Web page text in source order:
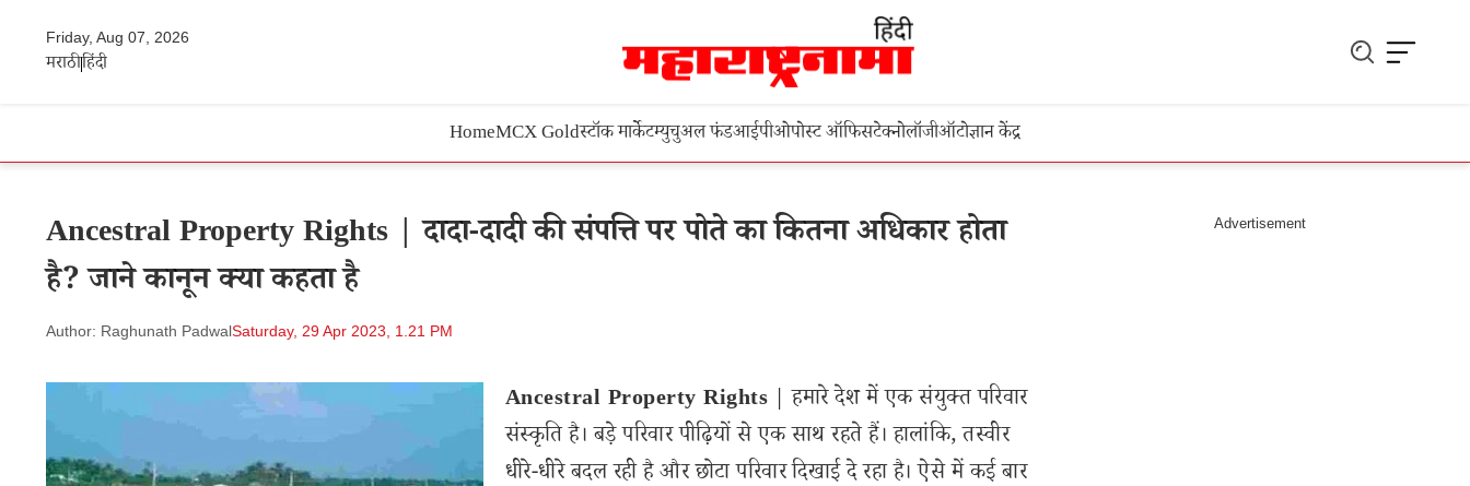
Friday, Aug 07, 2026
मराठीहिंदी
HomeMCX Goldस्टॉक मार्केटम्युचुअल फंडआईपीओपोस्ट ऑफिसटेक्नोलॉजीऑटोज्ञान केंद्र
Ancestral Property Rights | दादा-दादी की संपत्ति पर पोते का कितना अधिकार होता
है? जाने कानून क्या कहता है
Author: Raghunath PadwalSaturday, 29 Apr 2023, 1.21 PM
Ancestral Property Rights | हमारे देश में एक संयुक्त परिवार
संस्कृति है। बड़े परिवार पीढ़ियों से एक साथ रहते हैं। हालांकि, तस्वीर
धीरे-धीरे बदल रही है और छोटा परिवार दिखाई दे रहा है। ऐसे में कई बार